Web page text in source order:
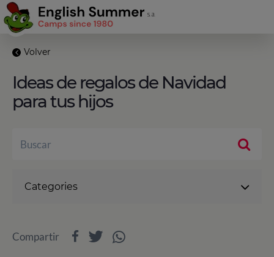
Volver
Ideas de regalos de Navidad
para tus hijos
Categories
Compartir